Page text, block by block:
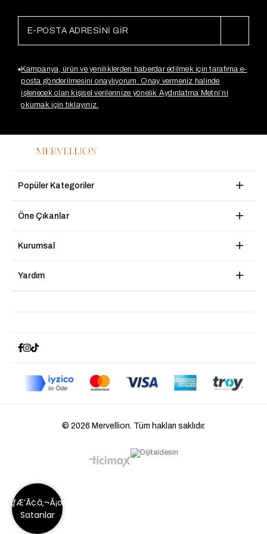
Kampanya, ürün ve yeniliklerden haberdar edilmek için tarafıma e-
posta gönderilmesini onaylıyorum. Onay vermeniz halinde
işlenecek olan kişisel verilerinize yönelik Aydınlatma Metni’ni
okumak için tıklayınız.
Popüler Kategoriler
Öne Çıkanlar
Kurumsal
Yardım
© 2026 Mervellion. Tüm hakları saklıdır.
ÃƒÆ’Ã¢â‚¬Â¡ok
Satanlar